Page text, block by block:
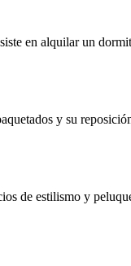
en alquilar un
y su
de estilismo y